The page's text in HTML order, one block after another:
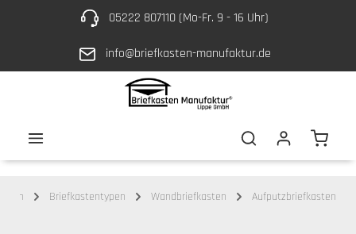
Zum Hauptinhalt springen05222 807110 (Mo-Fr. 9 - 16 Uhr)
info@briefkasten-manufaktur.de
Briefkastentypen Wandbriefkasten Aufputzbriefkasten